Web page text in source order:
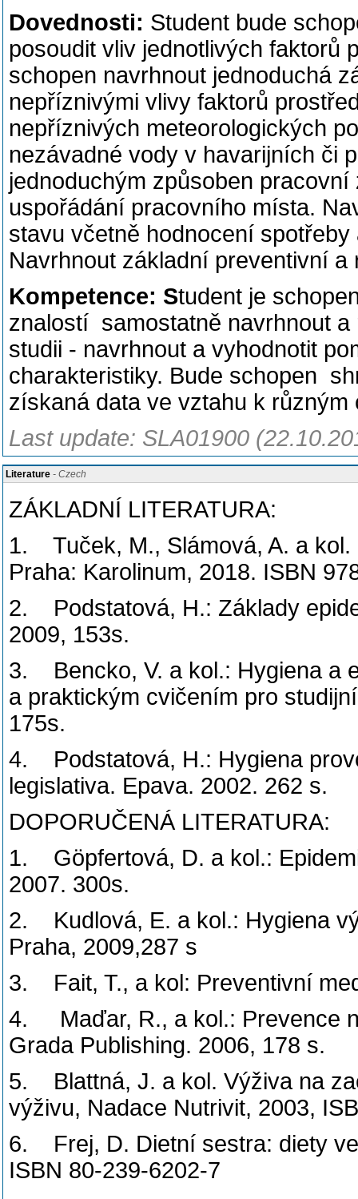
Dovednosti: Student bude
posoudit vliv jednotlivých faktorů
schopen navrhnout jednoduchá
nepříznivými vlivy faktorů
nepříznivých meteorologických
nezávadné vody v havarijních či
jednoduchým způsoben
uspořádání pracovního místa.
stavu včetně hodnocení
Navrhnout základní preventivní
Kompetence: Student je
znalostí samostatně navrhnout
studii - navrhnout a vyhodnotit
charakteristiky. Bude schopen
získaná data ve vztahu k
Last update: SLA01900
Literature - Czech
ZÁKLADNÍ LITERATURA:
1. Tuček, M., Slámová, A. a kol.
Praha: Karolinum, 2018. ISBN
2. Podstatová, H.: Základy
2009, 153s.
3. Bencko, V. a kol.: Hygiena a
a praktickým cvičením pro
175s.
4. Podstatová, H.: Hygiena
legislativa. Epava. 2002. 262 s.
DOPORUČENÁ LITERATURA:
1. Göpfertová, D. a kol.:
2007. 300s.
2. Kudlová, E. a kol.: Hygiena
Praha, 2009,287 s
3. Fait, T., a kol: Preventivní
4. Maďar, R., a kol.: Prevence
Grada Publishing. 2006, 178 s.
5. Blattná, J. a kol. Výživa na
výživu, Nadace Nutrivit, 2003,
6. Frej, D. Dietní sestra: diety
ISBN 80-239-6202-7